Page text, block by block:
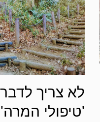
לא צריך
'טיפולי